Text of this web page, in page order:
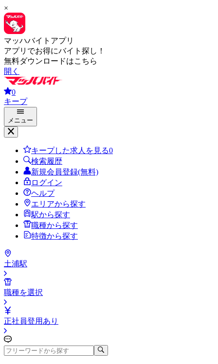
×
マッハバイトアプリ
アプリでお得にバイト探し！
無料ダウンロードはこちら
開く
0
キープ
メニュー
キープした求人を見る0
検索履歴
新規会員登録(無料)
ログイン
ヘルプ
エリアから探す
駅から探す
職種から探す
特徴から探す
土浦駅
職種を選択
正社員登用あり